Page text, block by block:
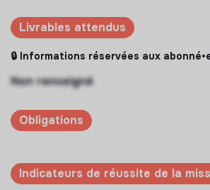
Livrables attendus
🔒 Informations réservées aux
Non renseigné
Obligations
Indicateurs de réussite de la